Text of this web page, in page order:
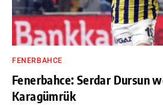
FENERBAHCE
Fenerbahce: Serdar Dursun
Karagümrük